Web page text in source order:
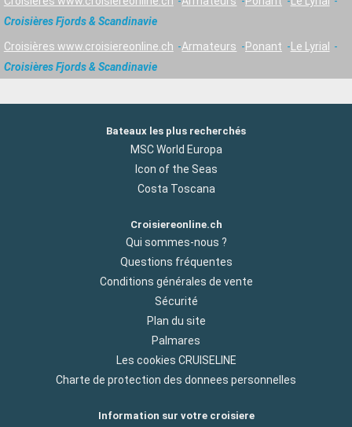
Croisières Fjords & Scandinavie
Croisières www.croisiereonline.ch Armateurs Ponant
Le Lyrial
Croisières Fjords & Scandinavie
Bateaux les plus recherchés
MSC World Europa
Icon of the Seas
Costa Toscana
Croisiereonline.ch
Qui sommes-nous ?
Questions fréquentes
Conditions générales de vente
Sécurité
Plan du site
Palmares
Les cookies CRUISELINE
Charte de protection des donnees personnelles
Information sur votre croisiere